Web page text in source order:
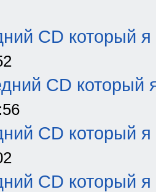
CD который я
CD который
CD который я
CD который я